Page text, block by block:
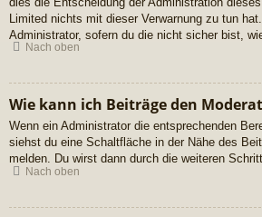
Limited nichts mit dieser Verwarnung zu tun
Administrator, sofern du die nicht sicher bist,
Nach oben
Wie kann ich Beiträge den
Wenn ein Administrator die entsprechenden
siehst du eine Schaltfläche in der Nähe des
melden. Du wirst dann durch die weiteren
Nach oben